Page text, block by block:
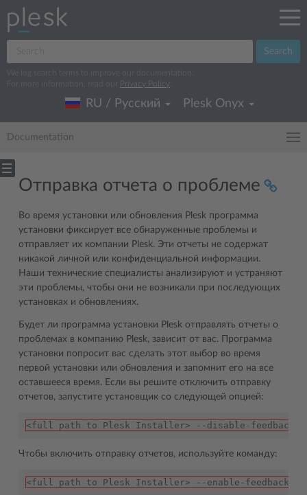
Search
We log search terms to improve our documentation.
For more information, read our
Privacy Policy
RU / Русский Plesk Onyx
Documentation
Отправка отчета о проблеме
Во время установки или обновления Plesk программа
установки фиксирует все обнаруженные проблемы и
отправляет их компании Plesk. Эти отчеты не содержат
никакой личной или конфиденциальной информации.
Наши технические специалисты анализируют и устраняют
эти проблемы, чтобы они не возникали при последующих
установках и обновлениях.
Будет ли программа установки Plesk отправлять отчеты о
проблемах в компанию Plesk, зависит от вас. Программа
установки попросит вас сделать этот выбор во время
первой установки или обновления и запомнит его на все
оставшееся время. Если вы решите отключить отправку
отчетов, запустите установщик со следующей опцией:
<full path to Plesk Installer> --disable-feedback
Чтобы включить отправку отчетов, используйте команду:
<full path to Plesk Installer> --enable-feedback